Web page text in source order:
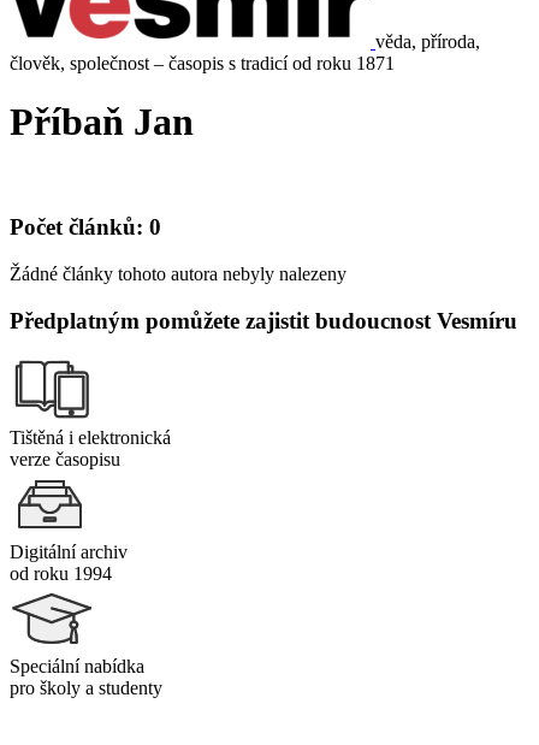
věda, příroda,
člověk, společnost – časopis s tradicí od roku 1871
Příbaň Jan
Počet článků: 0
Žádné články tohoto autora nebyly nalezeny
Předplatným pomůžete zajistit budoucnost Vesmíru
Tištěná i elektronická
verze časopisu
Digitální archiv
od roku 1994
Speciální nabídka
pro školy a studenty